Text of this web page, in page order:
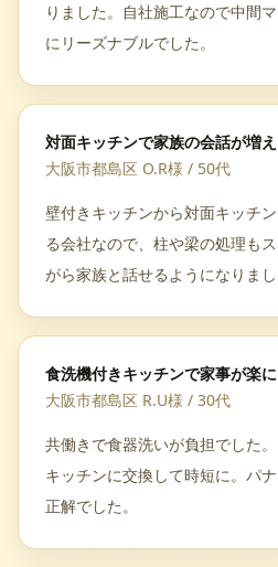
りました。自社施工なので中間
にリーズナブルでした。
対面キッチンで家族の会話が増
大阪市都島区 O.R様 / 50代
壁付きキッチンから対面キッチ
る会社なので、柱や梁の処理も
がら家族と話せるようになりまし
食洗機付きキッチンで家事が楽に
大阪市都島区 R.U様 / 30代
共働きで食器洗いが負担でした
キッチンに交換して時短に。パ
正解でした。